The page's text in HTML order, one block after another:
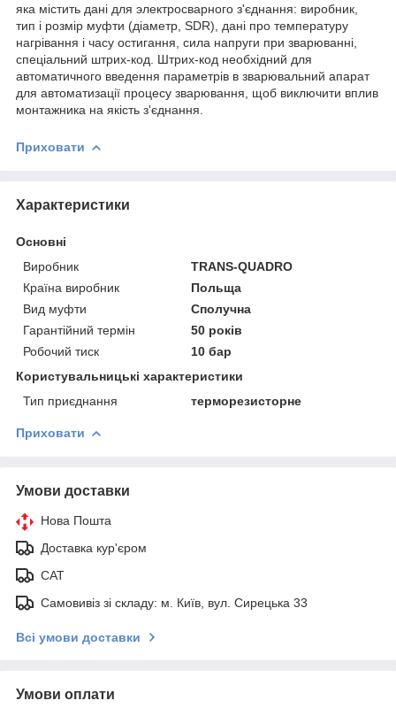
яка містить дані для электросварного з'єднання: виробник,
тип і розмір муфти (діаметр, SDR), дані про температуру
нагрівання і часу остигання, сила напруги при зварюванні,
спеціальний штрих-код. Штрих-код необхідний для
автоматичного введення параметрів в зварювальний апарат
для автоматизації процесу зварювання, щоб виключити вплив
монтажника на якість з'єднання.
Приховати
Характеристики
Основні
Виробник
TRANS-QUADRO
Країна виробник
Польща
Вид муфти
Сполучна
Гарантійний термін
50 років
Робочий тиск
10 бар
Користувальницькі характеристики
Тип приєднання
терморезисторне
Приховати
Умови доставки
Нова Пошта
Доставка кур'єром
САТ
Самовивіз зі складу: м. Київ, вул. Сирецька 33
Всі умови доставки
Умови оплати